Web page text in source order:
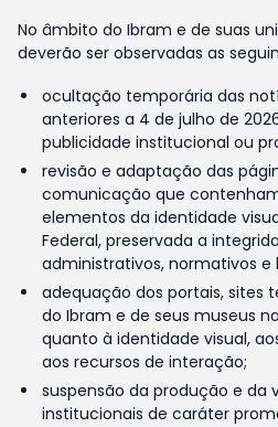
No âmbito do Ibram e de suas
deverão ser observadas as
ocultação temporária das
anteriores a 4 de julho de
publicidade institucional ou
revisão e adaptação das
comunicação que
elementos da identidade
Federal, preservada a
administrativos, normativos e
adequação dos portais, sites
do Ibram e de seus museus
quanto à identidade visual,
aos recursos de interação;
suspensão da produção e da
institucionais de caráter